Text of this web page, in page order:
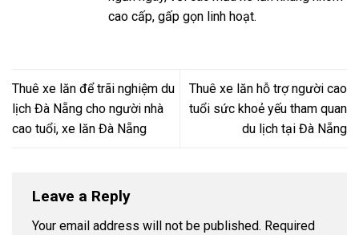
cao cấp, gấp gọn linh hoạt.
Thuê xe lăn để trãi nghiệm du
lịch Đà Nẵng cho người nhà
cao tuổi, xe lăn Đà Nẵng
Thuê xe lăn hỗ trợ người cao
tuổi sức khoẻ yếu tham quan
du lịch tại Đà Nẵng
Leave a Reply
Your email address will not be published. Required